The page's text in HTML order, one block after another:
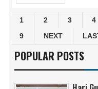
1 2 3 4
9
NEXT
POPULAR POSTS